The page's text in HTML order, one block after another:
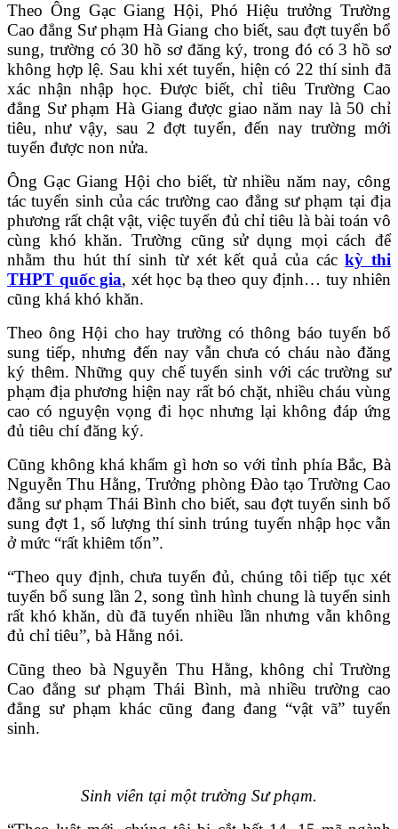
Theo Ông Gạc Giang Hội, Phó Hiệu trưởng Trường
Cao đẳng Sư phạm Hà Giang cho biết, sau đợt tuyển bổ
sung, trường có 30 hồ sơ đăng ký, trong đó có 3 hồ sơ
không hợp lệ. Sau khi xét tuyển, hiện có 22 thí sinh đã
xác nhận nhập học. Được biết, chỉ tiêu Trường Cao
đẳng Sư phạm Hà Giang được giao năm nay là 50 chỉ
tiêu, như vậy, sau 2 đợt tuyển, đến nay trường mới
tuyển được non nửa.
Ông Gạc Giang Hội cho biết, từ nhiều năm nay, công
tác tuyển sinh của các trường cao đẳng sư phạm tại địa
phương rất chật vật, việc tuyển đủ chỉ tiêu là bài toán vô
cùng khó khăn. Trường cũng sử dụng mọi cách để
nhằm thu hút thí sinh từ xét kết quả của cáckỳ thi
THPT quốc gia, xét học bạ theo quy định… tuy nhiên
cũng khá khó khăn.
Theo ông Hội cho hay trường có thông báo tuyển bổ
sung tiếp, nhưng đến nay vẫn chưa có cháu nào đăng
ký thêm. Những quy chế tuyển sinh với các trường sư
phạm địa phương hiện nay rất bó chặt, nhiều cháu vùng
cao có nguyện vọng đi học nhưng lại không đáp ứng
đủ tiêu chí đăng ký.
Cũng không khá khẩm gì hơn so với tỉnh phía Bắc, Bà
Nguyễn Thu Hằng, Trưởng phòng Đào tạo Trường Cao
đẳng sư phạm Thái Bình cho biết, sau đợt tuyển sinh bổ
sung đợt 1, số lượng thí sinh trúng tuyển nhập học vẫn
ở mức “rất khiêm tốn”.
“Theo quy định, chưa tuyển đủ, chúng tôi tiếp tục xét
tuyển bổ sung lần 2, song tình hình chung là tuyển sinh
rất khó khăn, dù đã tuyển nhiều lần nhưng vẫn không
đủ chỉ tiêu”, bà Hằng nói.
Cũng theo bà Nguyễn Thu Hằng, không chỉ Trường
Cao đẳng sư phạm Thái Bình, mà nhiều trường cao
đẳng sư phạm khác cũng đang đang “vật vã” tuyển
sinh.
Sinh viên tại một trường Sư phạm.